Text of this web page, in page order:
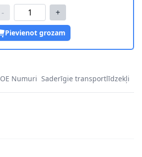
- +
Pievienot grozam
OE Numuri Saderīgie transportlīdzekļi